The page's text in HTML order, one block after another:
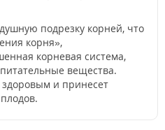
подрезку корней, что
корня»,
корневая система,
вещества.
и принесет